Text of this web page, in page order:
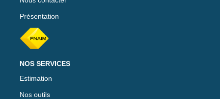
Présentation
NOS SERVICES
Estimation
Nos outils